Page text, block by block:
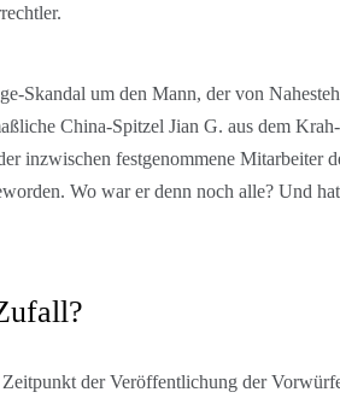
Skandal um den Mann, der von
China-Spitzel Jian G. aus dem
inzwischen festgenommene Mitarbeiter
Wo war er denn noch alle? Und
der Veröffentlichung der